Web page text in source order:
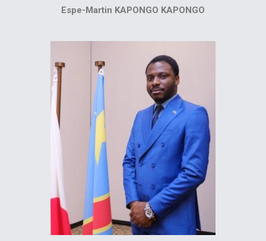
Espe-Martin KAPONGO KAPONGO